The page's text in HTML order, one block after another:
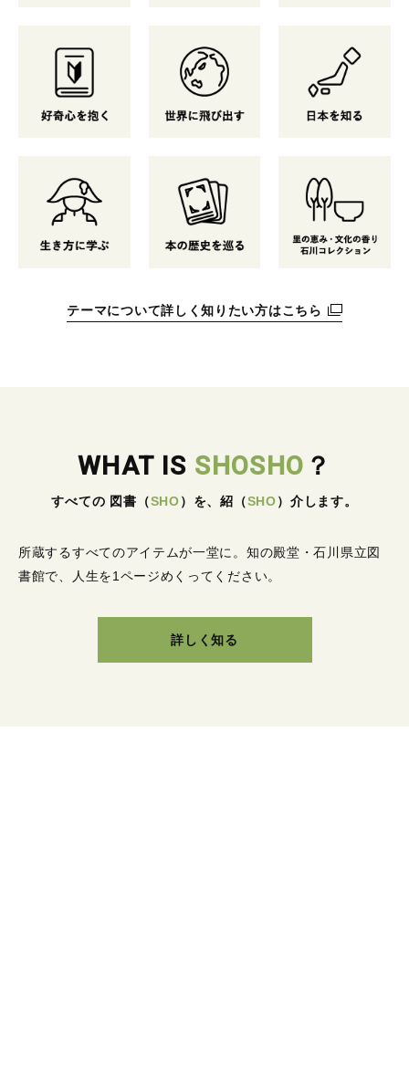
テーマについて詳しく知りたい方はこちら
WHAT IS SHOSHO ？
すべての 図書 （SHO） を、紹 （SHO） 介します。
所蔵するすべてのアイテムが一堂に。 知の殿堂・石川県立図
書館で、人生を1ページめくってください。
詳しく知る